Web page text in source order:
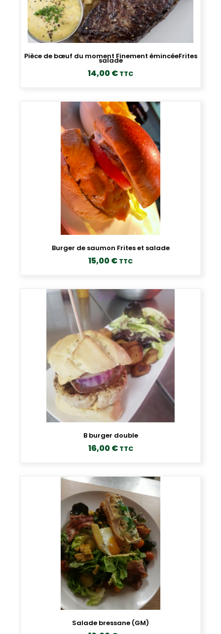
Pièce de bœuf du moment Finement émincéeFrites
salade
14,00€ TTC
Burger de saumon Frites et salade
15,00€ TTC
B burger double
16,00€ TTC
Salade bressane (GM)